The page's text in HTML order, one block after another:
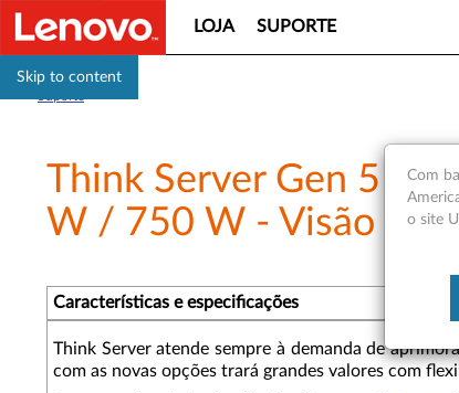
Skip to content
LOJA SUPORTE
Think Server Gen 5
W / 750 W - Visão
Características e especificações
Think Server atende sempre à demanda de
com as novas opções trará grandes valores com
Com
o site